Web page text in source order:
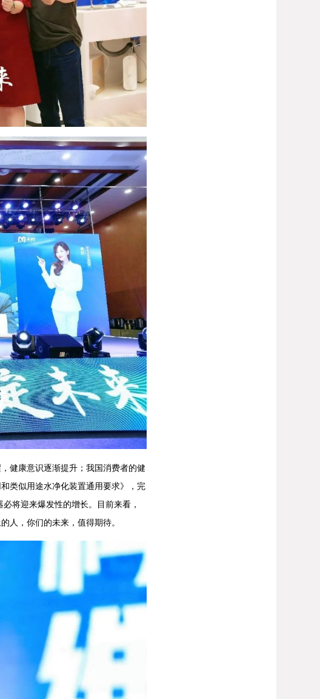
健康意识逐渐提升；我国消费者的健
类似用途水净化装置通用要求》，完
将迎来爆发性的增长。目前来看，
人，你们的未来，值得期待。